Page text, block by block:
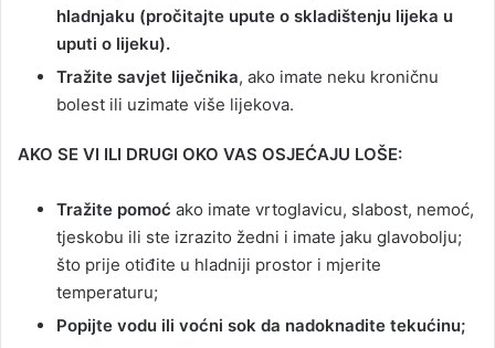
hladnjaku (pročitajte upute o skladištenju lijeka u
uputi o lijeku).
Tražite savjet liječnika, ako imate neku kroničnu
bolest ili uzimate više lijekova.
AKO SE VI ILI DRUGI OKO VAS OSJEĆAJU LOŠE:
Tražite pomoć ako imate vrtoglavicu, slabost, nemoć,
tjeskobu ili ste izrazito žedni i imate jaku glavobolju;
što prije otiđite u hladniji prostor i mjerite
temperaturu;
Popijte vodu ili voćni sok da nadoknadite tekućinu;